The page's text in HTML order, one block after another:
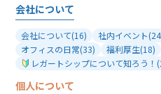
会社について
会社について(16) 社内イベント
オフィスの日常(33) 福利厚生(18)
レガートシップについて知ろう！
個人について